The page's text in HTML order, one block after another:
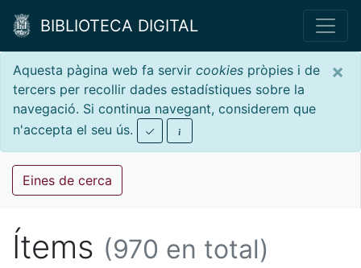
BIBLIOTECA DIGITAL
×
Aquesta pàgina web fa servir cookies pròpies i de
tercers per recollir dades estadístiques sobre la
navegació. Si continua navegant, considerem que
n'accepta el seu ús.
Eines de cerca
Ítems (970 en total)